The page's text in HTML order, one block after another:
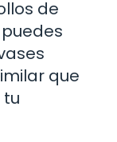
de
que